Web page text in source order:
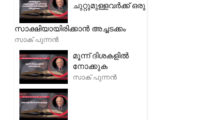
ചുറ്റുമുള്ളവർക്ക് ഒരു
സാക്ഷിയായിരിക്കാൻ അച്ചടക്കം
സാക് പുന്നൻ
മൂന്ന് ദിശകളിൽ
നോക്കുക
സാക് പുന്നൻ